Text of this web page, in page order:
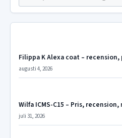
Filippa K Alexa coat –
augusti 4, 2026
Wilfa ICMS-C15 – Pris,
juli 31, 2026